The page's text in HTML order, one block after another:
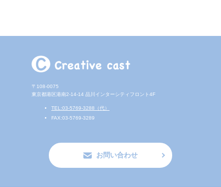
〒108-0075
東京都港区港南2-14-14 品川インターシティフロント4F
TEL:03-5769-3288（代）
FAX:03-5769-3289
お問い合わせ